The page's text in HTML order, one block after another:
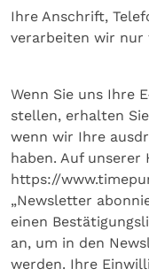
Ihre Anschrift,
verarbeiten wir nur
Wenn Sie uns Ihre
stellen, erhalten
wenn wir Ihre
haben. Auf unserer
https://
„Newsletter
einen
an, um in den
werden. Ihre